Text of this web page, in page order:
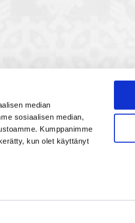
median
sosiaalisen median,
Kumppanimme
kun olet käyttänyt
Pori
- 15.30.
Painopisteet